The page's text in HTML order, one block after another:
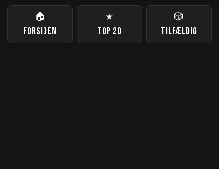
🏠
FORSIDEN
★
TOP 20
🎲
TILFÆLDIG